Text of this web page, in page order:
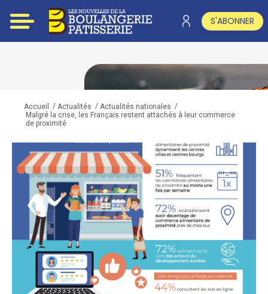
S'ABONNER
Accueil / Actualités / Actualités nationales /
Malgré la crise, les Français restent attachés à leur commerce
de proximité